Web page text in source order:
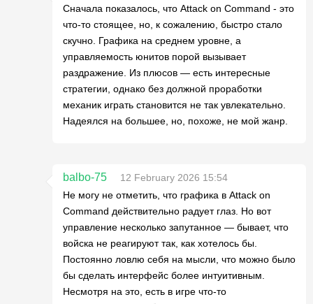
Сначала показалось, что Attack on Command - это
что-то стоящее, но, к сожалению, быстро стало
скучно. Графика на среднем уровне, а
управляемость юнитов порой вызывает
раздражение. Из плюсов — есть интересные
стратегии, однако без должной проработки
механик играть становится не так увлекательно.
Надеялся на большее, но, похоже, не мой жанр.
balbo-75
12 February 2026 15:54
Не могу не отметить, что графика в Attack on
Command действительно радует глаз. Но вот
управление несколько запутанное — бывает, что
войска не реагируют так, как хотелось бы.
Постоянно ловлю себя на мысли, что можно было
бы сделать интерфейс более интуитивным.
Несмотря на это, есть в игре что-то